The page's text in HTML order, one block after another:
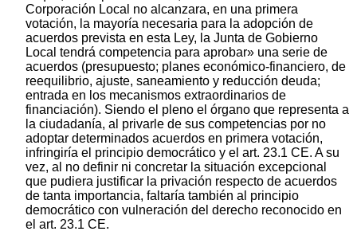
Corporación Local no alcanzara, en una primera
votación, la mayoría necesaria para la adopción de
acuerdos prevista en esta Ley, la Junta de Gobierno
Local tendrá competencia para aprobar» una serie de
acuerdos (presupuesto; planes económico-financiero, de
reequilibrio, ajuste, saneamiento y reducción deuda;
entrada en los mecanismos extraordinarios de
financiación). Siendo el pleno el órgano que representa a
la ciudadanía, al privarle de sus competencias por no
adoptar determinados acuerdos en primera votación,
infringiría el principio democrático y el art. 23.1 CE. A su
vez, al no definir ni concretar la situación excepcional
que pudiera justificar la privación respecto de acuerdos
de tanta importancia, faltaría también al principio
democrático con vulneración del derecho reconocido en
el art. 23.1 CE.